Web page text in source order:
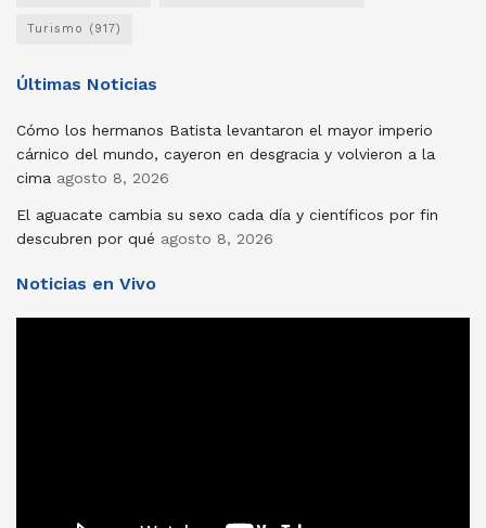
Turismo (917)
Últimas Noticias
Cómo los hermanos Batista levantaron el mayor imperio
cárnico del mundo, cayeron en desgracia y volvieron a la
cima agosto 8, 2026
El aguacate cambia su sexo cada día y científicos por fin
descubren por qué agosto 8, 2026
Noticias en Vivo